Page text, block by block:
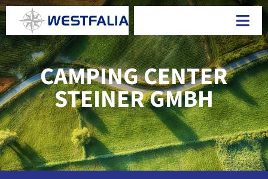
Passer
au
contenu
CAMPING CENTER
STEINER GMBH